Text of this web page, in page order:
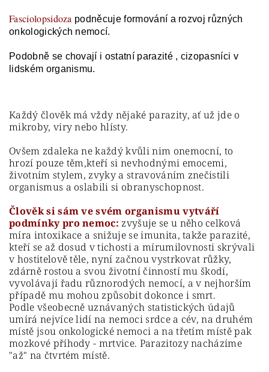
Fasciolopsidoza podněcuje formování a rozvoj různých
onkologických nemocí.
Podobně se chovají i ostatní parazité , cizopasníci v
lidském organismu.
Každý člověk má vždy nějaké parazity, ať už jde o
mikroby, viry nebo hlísty.
Ovšem zdaleka ne každý kvůli nim onemocní, to
hrozí pouze těm,kteří si nevhodnými emocemi,
životním stylem, zvyky a stravováním znečistili
organismus a oslabili si obranyschopnost.
Člověk si sám ve svém organismu vytváří
podmínky pro nemoc: zvyšuje se u něho celková
míra intoxikace a snižuje se imunita, takže parazité,
kteří se až dosud v tichosti a mírumilovnosti skrývali
v hostitelově těle, nyní začnou vystrkovat růžky,
zdárně rostou a svou životní činností mu škodí,
vyvolávají řadu různorodých nemocí, a v nejhorším
případě mu mohou způsobit dokonce i smrt.
Podle všeobecně uznávaných statistických údajů
umírá nejvíce lidí na nemoci srdce a cév, na druhém
místě jsou onkologické nemoci a na třetím místě pak
mozkové příhody - mrtvice. Parazitozy nacházíme
"až" na čtvrtém místě.